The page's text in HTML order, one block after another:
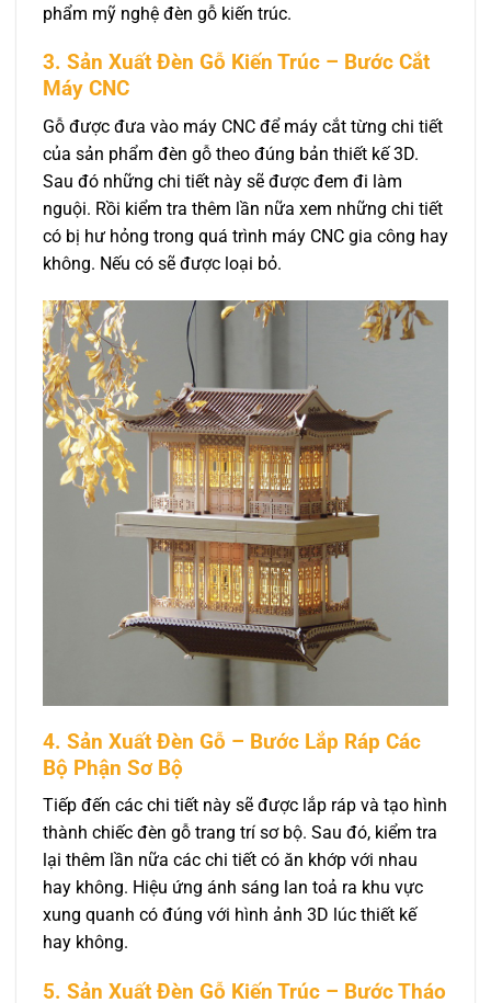
phẩm mỹ nghệ đèn gỗ kiến trúc.
3. Sản Xuất Đèn Gỗ Kiến Trúc – Bước Cắt
Máy CNC
Gỗ được đưa vào máy CNC để máy cắt từng chi tiết
của sản phẩm đèn gỗ theo đúng bản thiết kế 3D.
Sau đó những chi tiết này sẽ được đem đi làm
nguội. Rồi kiểm tra thêm lần nữa xem những chi tiết
có bị hư hỏng trong quá trình máy CNC gia công hay
không. Nếu có sẽ được loại bỏ.
4. Sản Xuất Đèn Gỗ – Bước Lắp Ráp Các
Bộ Phận Sơ Bộ
Tiếp đến các chi tiết này sẽ được lắp ráp và tạo hình
thành chiếc đèn gỗ trang trí sơ bộ. Sau đó, kiểm tra
lại thêm lần nữa các chi tiết có ăn khớp với nhau
hay không. Hiệu ứng ánh sáng lan toả ra khu vực
xung quanh có đúng với hình ảnh 3D lúc thiết kế
hay không.
5. Sản Xuất Đèn Gỗ Kiến Trúc – Bước Tháo